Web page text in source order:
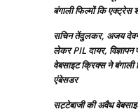
बंगाली फिल्मों कि एक्ट्रेस
सचिन तेंदुलकर, अजय
लेकर PIL दायर,
वेबसाइट क्रिक्स ने बंगाली
एंबेसडर
सट्टेबाजी की अवैध